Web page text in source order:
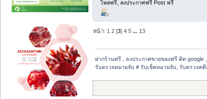
โพสฟรี, ลงประกาศฟรี Post ฟรี
หน้า: 1 2 [3]4 5 ... 13
ฝากร้านฟรี , ลงประกาศขายของฟรี ติด google
รับตรวจหมายจับ # รับเช็คหมายจับ, รับตรวจค